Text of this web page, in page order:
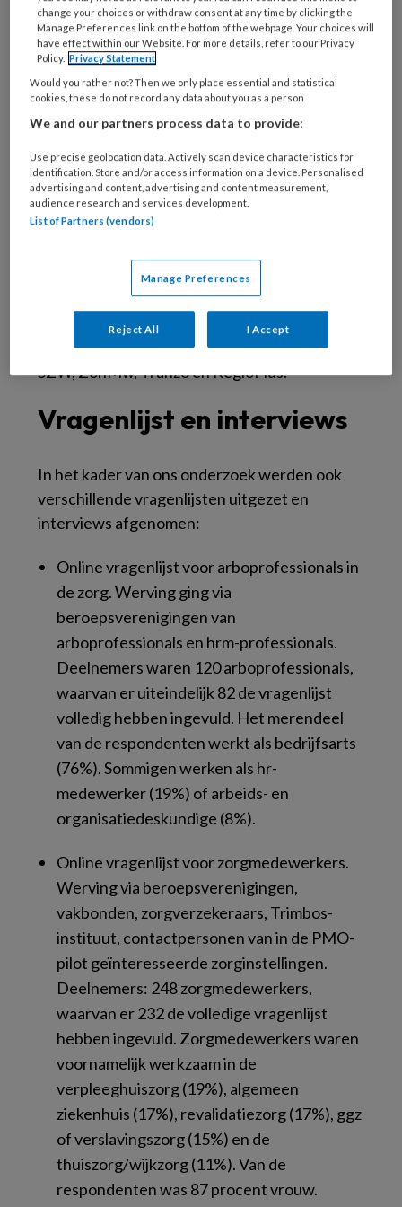
de Nederlandse context. De verkenning van
de internationale literatuur bestond uit het
doorzoeken van de bronnen die waren
verzameld in het kader van drie verschillende
promotieprojecten over PMO bij het Coronel
Instituut; Los (lopend), Ketelaar (2014) en
Ruitenburg (2016), aangevuld met een
beperkte PubMed-search. Bronnen over de
Nederlandse context werden gevonden via de
geïnteresseerde zorginstellingen, leden van
raadplegen van de database van het RIVM
(Loket Gezond Leven) en een website voor
UMC-medewerkers (Dokterhoe?) en bronnen
van sleutelorganisaties als TNO, IZZ, Inspectie
SZW, ZonMw, Tranzo en RegioPlus.
Vragenlijst en interviews
In het kader van ons onderzoek werden ook
verschillende vragenlijsten uitgezet en
interviews afgenomen:
Online vragenlijst voor arboprofessionals in
de zorg. Werving ging via
beroepsverenigingen van
arboprofessionals en hrm-professionals.
Deelnemers waren 120 arboprofessionals,
waarvan er uiteindelijk 82 de vragenlijst
volledig hebben ingevuld. Het merendeel
van de respondenten werkt als bedrijfsarts
(76%). Sommigen werken als hr-
medewerker (19%) of arbeids- en
organisatiedeskundige (8%).
Online vragenlijst voor zorgmedewerkers.
Werving via beroepsverenigingen,
vakbonden, zorgverzekeraars, Trimbos-
instituut, contactpersonen van in de PMO-
pilot geïnteresseerde zorginstellingen.
Deelnemers: 248 zorgmedewerkers,
waarvan er 232 de volledige vragenlijst
hebben ingevuld. Zorgmedewerkers waren
voornamelijk werkzaam in de
verpleeghuiszorg (19%), algemeen
ziekenhuis (17%), revalidatiezorg (17%), ggz
of verslavingszorg (15%) en de
thuiszorg/wijkzorg (11%). Van de
respondenten was 87 procent vrouw.
change your choices or withdraw consent at any time by clicking the
Manage Preferences link on the bottom of the webpage. Your choices will
have effect within our Website. For more details, refer to our Privacy
Policy. Privacy Statement
Would you rather not? Then we only place essential and statistical
cookies, these do not record any data about you as a person
We and our partners process data to provide:
Use precise geolocation data. Actively scan device characteristics for
identification. Store and/or access information on a device. Personalised
advertising and content, advertising and content measurement,
audience research and services development.
List of Partners (vendors)
Manage Preferences
Reject All I Accept